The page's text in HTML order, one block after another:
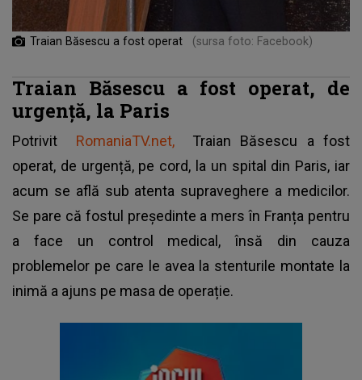
Traian Băsescu a fost operat (sursa foto: Facebook)
Traian Băsescu a fost operat, de
urgență, la Paris
Potrivit RomaniaTV.net,
Traian Băsescu a fost
operat, de urgență, pe cord, la un spital din Paris, iar
acum se află sub atenta supraveghere a medicilor.
Se pare că fostul președinte a mers în Franța pentru
a face un control medical, însă din cauza
problemelor pe care le avea la stenturile montate la
inimă a ajuns pe masa de operație.